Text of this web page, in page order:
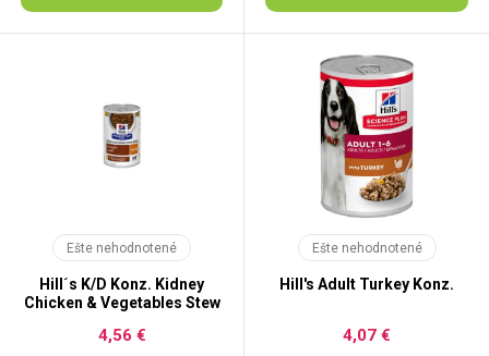
Ešte nehodnotené
Hill´s K/D Konz. Kidney
Chicken & Vegetables Stew
4,56 €
Ešte nehodnotené
Hill's Adult Turkey Konz.
4,07 €